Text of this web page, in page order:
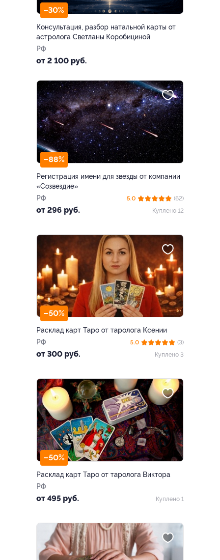
–30%
Консультация, разбор натальной карты от
астролога Светланы Коробициной
РФ
от 2 100 руб.
–88%
Регистрация имени для звезды от компании
«Созвездие»
РФ
от 296 руб.
5.0
(62)
Куплено 12
–50%
Расклад карт Таро от таролога Ксении
РФ
от 300 руб.
5.0
(3)
Куплено 3
–50%
Расклад карт Таро от таролога Виктора
РФ
от 495 руб. Куплено 1